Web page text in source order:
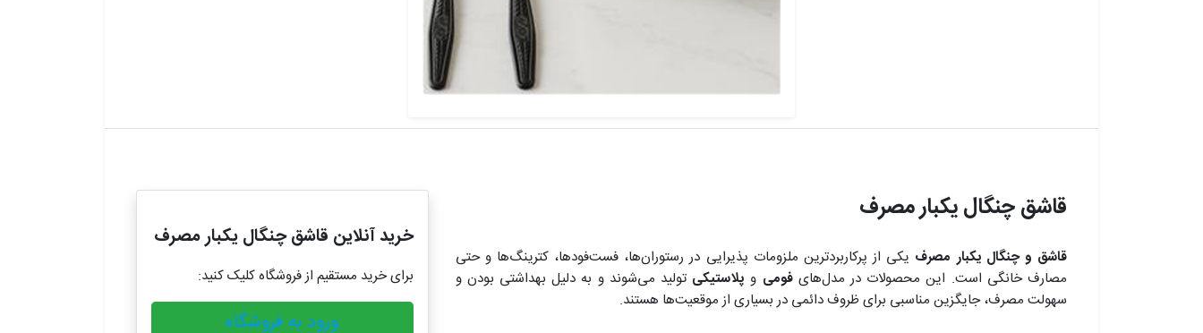
قاشق چنگال یکبار مصرف
قاشق و چنگال یکبار مصرف یکی از پرکاربردترین ملزومات پذیرایی در رستوران‌ها، فست‌فودها، کترینگ‌ها و حتی
مصارف خانگی است. این محصولات در مدل‌هایفومی و پلاستیکی تولید می‌شوند و به دلیل بهداشتی بودن و
سهولت مصرف، جایگزین مناسبی برای ظروف دائمی در بسیاری از موقعیت‌ها هستند.
خرید آنلاین قاشق چنگال یکبار مصرف
برای خرید مستقیم از فروشگاه کلیک کنید:
ورود به فروشگاه